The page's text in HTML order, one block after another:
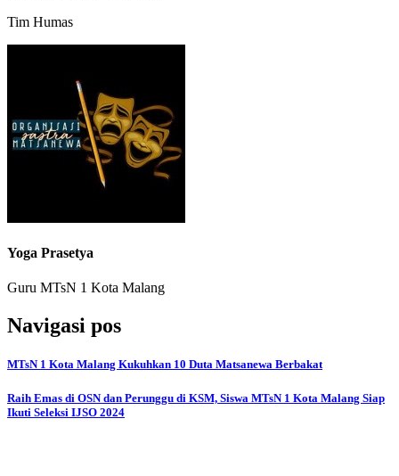
Tim Humas
Yoga Prasetya
Guru MTsN 1 Kota Malang
Navigasi pos
MTsN 1 Kota Malang Kukuhkan 10 Duta Matsanewa Berbakat
Raih Emas di OSN dan Perunggu di KSM, Siswa MTsN 1 Kota Malang Siap
Ikuti Seleksi IJSO 2024